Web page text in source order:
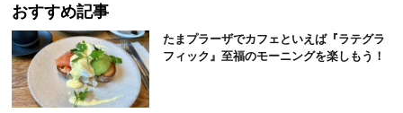
おすすめ記事
たまプラーザでカフェといえば『ラテグラ
フィック』至福のモーニングを楽しもう！